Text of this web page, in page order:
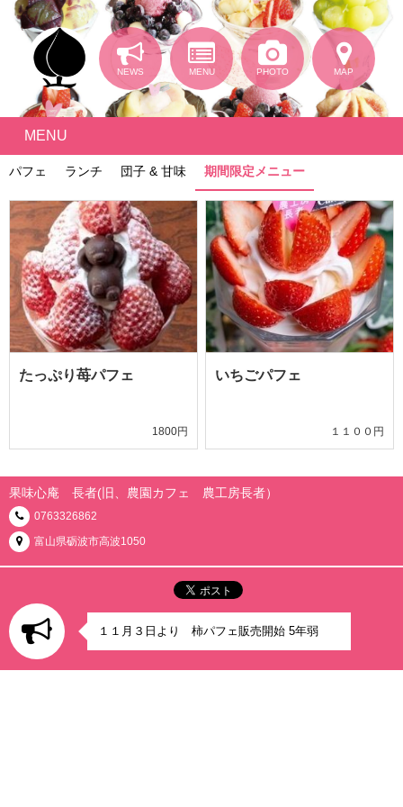
NEWS MENU PHOTO MAP
MENU
パフェ ランチ 団子 & 甘味 期間限定メニュー
たっぷり苺パフェ
1800円
いちごパフェ
１１００円
果味心庵 長者(旧、農園カフェ 農工房長者）
0763326862
富山県砺波市高波1050
１１月３日より 柿パフェ販売開始 5年弱